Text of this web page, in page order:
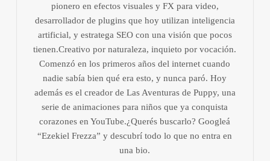
pionero en efectos visuales y FX para video,
desarrollador de plugins que hoy utilizan inteligencia
artificial, y estratega SEO con una visión que pocos
tienen.Creativo por naturaleza, inquieto por vocación.
Comenzó en los primeros años del internet cuando
nadie sabía bien qué era esto, y nunca paró. Hoy
además es el creador de Las Aventuras de Puppy, una
serie de animaciones para niños que ya conquista
corazones en YouTube.¿Querés buscarlo? Googleá
“Ezekiel Frezza” y descubrí todo lo que no entra en
una bio.